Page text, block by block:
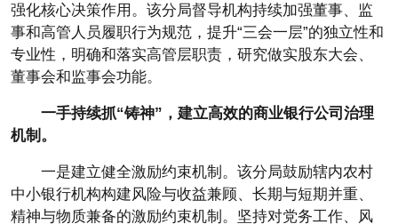
强化核心决策作用。该分局督导机构持续加强董事、监
事和高管人员履职行为规范，提升“三会一层”的独立性和
专业性，明确和落实高管层职责，研究做实股东大会、
董事会和监事会功能。
一手持续抓“铸神”，建立高效的商业银行公司治理
机制。
一是建立健全激励约束机制。该分局鼓励辖内农村
中小银行机构构建风险与收益兼顾、长期与短期并重、
精神与物质兼备的激励约束机制。坚持对党务工作、风